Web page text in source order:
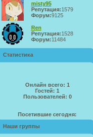
misty95
Репутация:1579
Форум:9125
Ren
Репутация:1528
Форум:11484
Статистика
Онлайн всего: 1
Гостей: 1
Пользователей: 0
Посетившие сегодня:
Наши группы